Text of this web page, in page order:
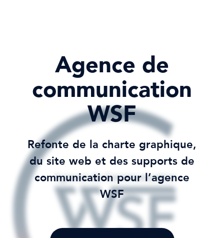
Agence de
communication
WSF
Refonte de la charte graphique,
du site web et des supports de
communication pour l’agence
WSF